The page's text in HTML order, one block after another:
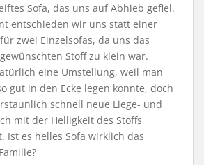
Sofa, das uns auf Abhieb gefiel.
entschieden wir uns statt einer
zwei Einzelsofas, da uns das
Stoff zu klein war.
eine Umstellung, weil man
gut in den Ecke legen konnte, doch
schnell neue Liege- und
mit der Helligkeit des Stoffs
Ist es helles Sofa wirklich das